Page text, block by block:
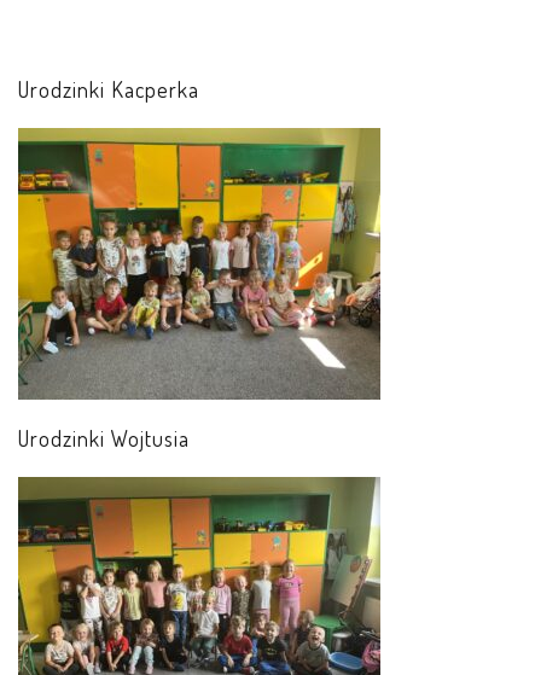
PRACOWNICY
STATUT I STANDARDY
OCHRONY MAŁOLETNICH
PROCEDURY I REGULAMINY
RADOŚĆ – ZABAWA – NAUKA
NASZA KONCEPCJA
ROCZNY PLAN PRACY
Urodzinki Kacperka
Urodzinki Wojtusia